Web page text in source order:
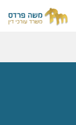
לתוכן